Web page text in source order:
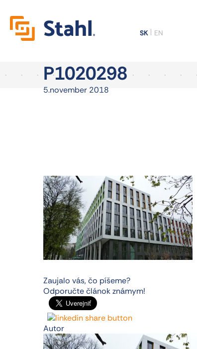
SK EN
P1020298
5.november 2018
Zaujalo vás, čo píšeme?
Odporučte článok známym!
Autor